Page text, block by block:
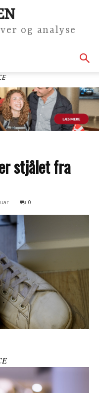
og analyse
stjålet fra
0